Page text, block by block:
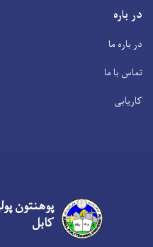
در باره
در باره ما
تماس با ما
کاریابی
پوهنتون
کابل